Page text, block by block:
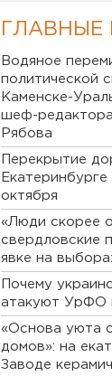
ГЛАВНЫЕ
Водяное
политической
Каменске-
шеф-
Рябова
Перекрытие
октября
«Люди скорее
свердловские
явке на
Почему
атакуют УрФО
«Основа уюта
домов»: на
Заводе